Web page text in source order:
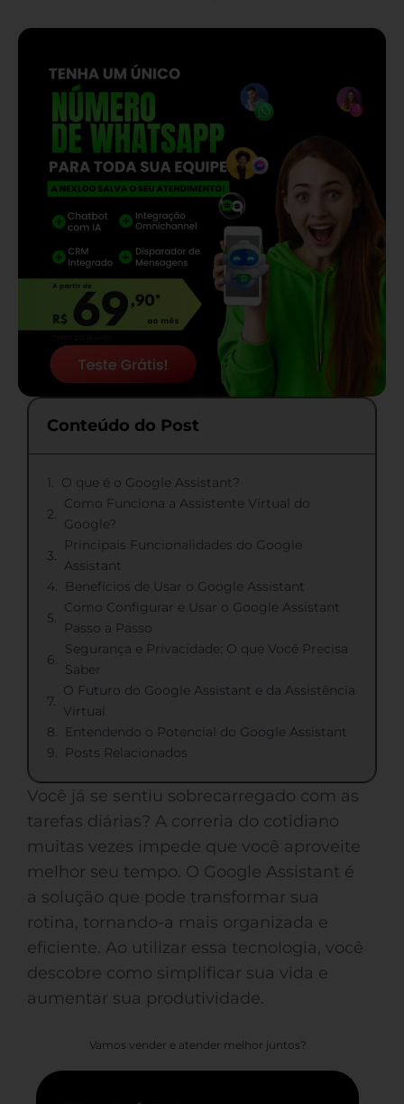
Conteúdo do Post
O que é o Google Assistant?
Como Funciona a Assistente Virtual do
Google?
Principais Funcionalidades do Google
Assistant
Benefícios de Usar o Google Assistant
Como Configurar e Usar o Google Assistant
Passo a Passo
Segurança e Privacidade: O que Você Precisa
Saber
O Futuro do Google Assistant e da Assistência
Virtual
Entendendo o Potencial do Google Assistant
Posts Relacionados
Você já se sentiu sobrecarregado com as
tarefas diárias? A correria do cotidiano
muitas vezes impede que você aproveite
melhor seu tempo. O Google Assistant é
a solução que pode transformar sua
rotina, tornando-a mais organizada e
eficiente. Ao utilizar essa tecnologia, você
descobre como simplificar sua vida e
aumentar sua produtividade.
Vamos vender e atender melhor juntos?